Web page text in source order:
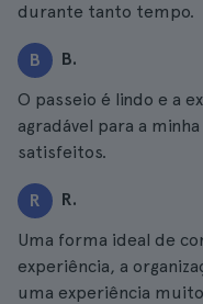
durante tanto tempo.
B B.
O passeio é lindo e a
agradável para a
satisfeitos.
R R.
Uma forma ideal de
experiência, a
uma experiência